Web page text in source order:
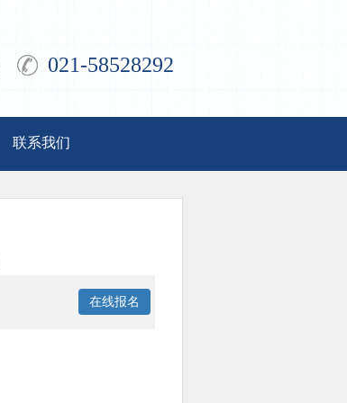
021-58528292
联系我们
在线报名